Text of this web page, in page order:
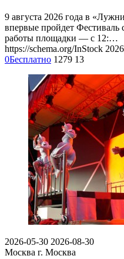
9 августа 2026 года в
впервые пройдет
работы площадки — с 12:…
https://schema.org/InStock
0Бесплатно 1279 13
2026-05-30 2026-08-30
Москва г. Москва